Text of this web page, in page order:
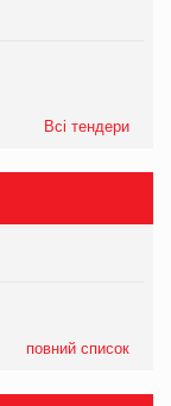
Всі тендери
повний список